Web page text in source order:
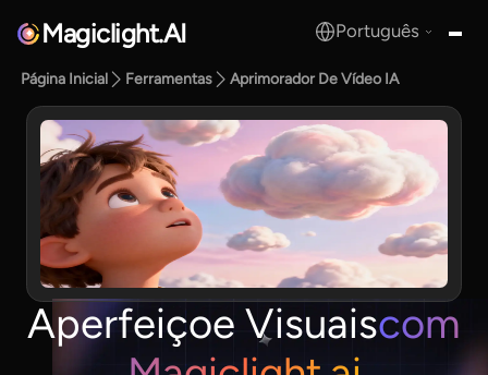
Magiclight.AI Português
Página Inicial Ferramentas Aprimorador De Vídeo IA
Aperfeiçoe Visuaiscom